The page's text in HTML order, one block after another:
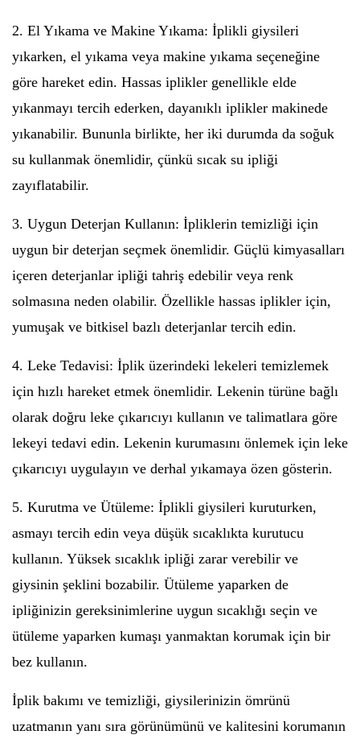
2. El Yıkama ve Makine Yıkama: İplikli giysileri
yıkarken, el yıkama veya makine yıkama seçeneğine
göre hareket edin. Hassas iplikler genellikle elde
yıkanmayı tercih ederken, dayanıklı iplikler makinede
yıkanabilir. Bununla birlikte, her iki durumda da soğuk
su kullanmak önemlidir, çünkü sıcak su ipliği
zayıflatabilir.
3. Uygun Deterjan Kullanın: İpliklerin temizliği için
uygun bir deterjan seçmek önemlidir. Güçlü kimyasalları
içeren deterjanlar ipliği tahriş edebilir veya renk
solmasına neden olabilir. Özellikle hassas iplikler için,
yumuşak ve bitkisel bazlı deterjanlar tercih edin.
4. Leke Tedavisi: İplik üzerindeki lekeleri temizlemek
için hızlı hareket etmek önemlidir. Lekenin türüne bağlı
olarak doğru leke çıkarıcıyı kullanın ve talimatlara göre
lekeyi tedavi edin. Lekenin kurumasını önlemek için leke
çıkarıcıyı uygulayın ve derhal yıkamaya özen gösterin.
5. Kurutma ve Ütüleme: İplikli giysileri kuruturken,
asmayı tercih edin veya düşük sıcaklıkta kurutucu
kullanın. Yüksek sıcaklık ipliği zarar verebilir ve
giysinin şeklini bozabilir. Ütüleme yaparken de
ipliğinizin gereksinimlerine uygun sıcaklığı seçin ve
ütüleme yaparken kumaşı yanmaktan korumak için bir
bez kullanın.
İplik bakımı ve temizliği, giysilerinizin ömrünü
uzatmanın yanı sıra görünümünü ve kalitesini korumanın